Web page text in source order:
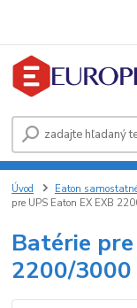
Úvod Eaton
pre UPS Eaton EX EXB
Batérie
2200/3000